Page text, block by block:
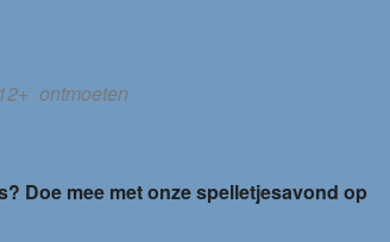
12+ ontmoeten
Doe mee met onze spelletjesavond op